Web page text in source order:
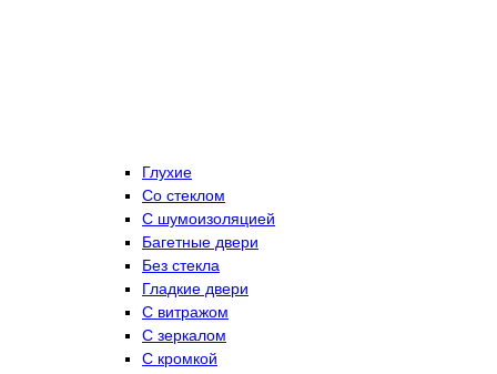
Глухие
Со стеклом
C шумоизоляцией
Багетные двери
Без стекла
Гладкие двери
С витражом
С зеркалом
С кромкой